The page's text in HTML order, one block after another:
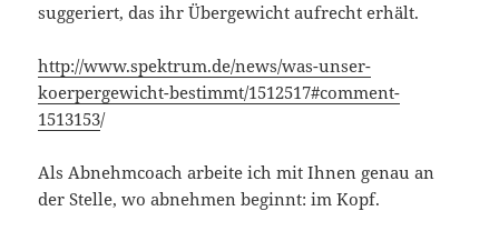
suggeriert, das ihr Übergewicht aufrecht erhält.
http://www.spektrum.de/news/was-unser-
koerpergewicht-bestimmt/1512517#comment-
1513153/
Als Abnehmcoach arbeite ich mit Ihnen genau an
der Stelle, wo abnehmen beginnt: im Kopf.